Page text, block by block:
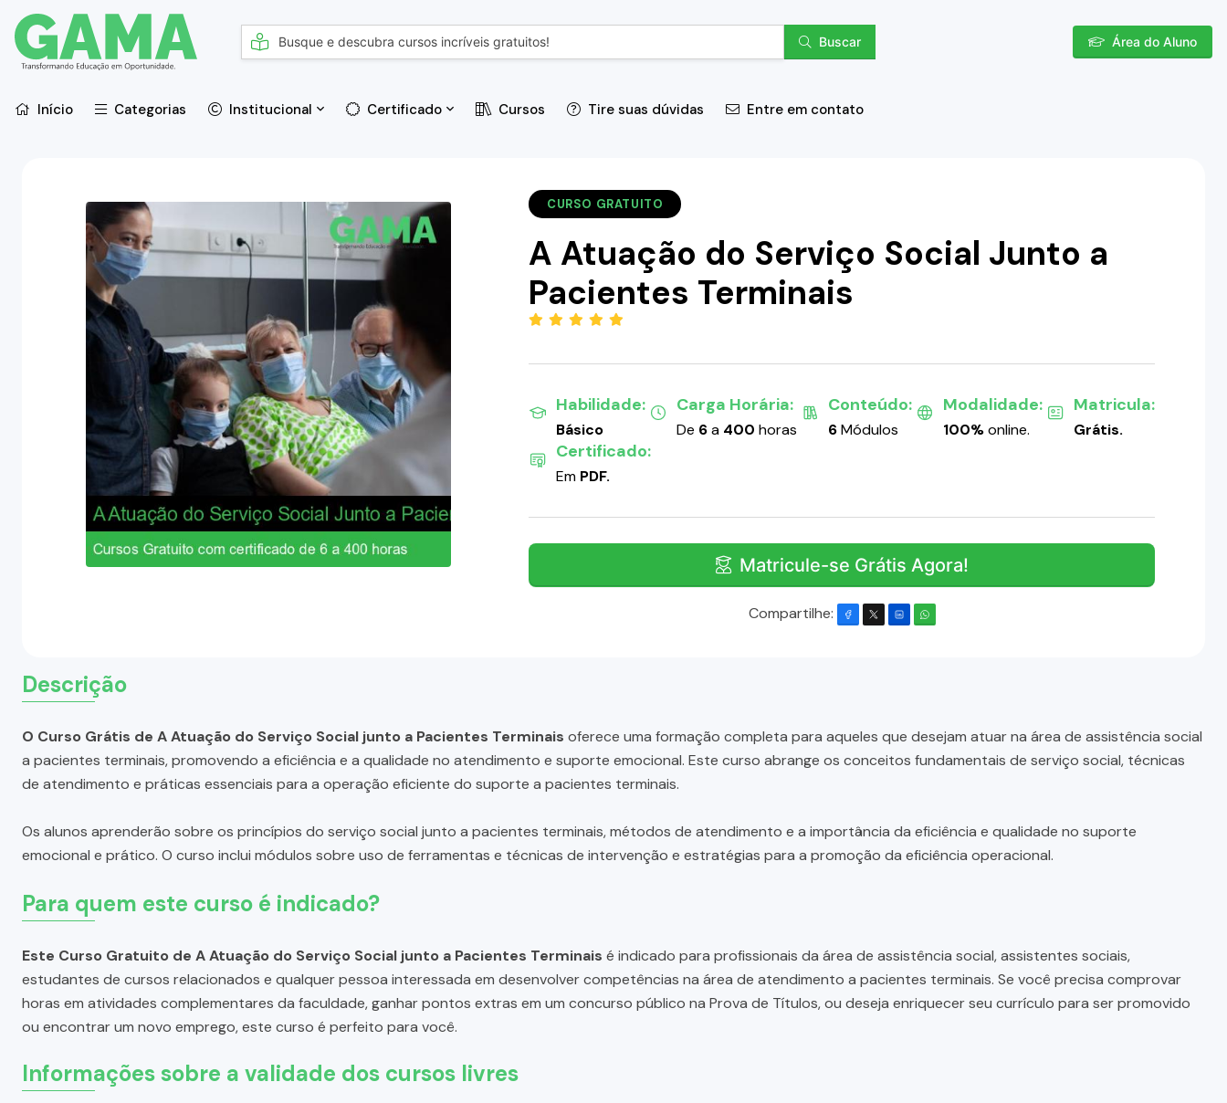
Buscar Área do Aluno
Início Categorias Institucional Certificado Cursos Tire suas dúvidas Entre em contato
CURSO GRATUITO
A Atuação do Serviço Social Junto a
Pacientes Terminais
Habilidade:
Básico
Carga Horária:
De 6a 400 horas
Conteúdo:
6Módulos
Modalidade:
100%online.
Matricula:
Grátis.
Certificado:
Em PDF.
Matricule-se Grátis Agora!
Compartilhe:
Descrição
O Curso Grátis de A Atuação do Serviço Social junto a Pacientes Terminais oferece uma formação completa para aqueles que desejam atuar na área de assistência social
a pacientes terminais, promovendo a eficiência e a qualidade no atendimento e suporte emocional. Este curso abrange os conceitos fundamentais de serviço social, técnicas
de atendimento e práticas essenciais para a operação eficiente do suporte a pacientes terminais.
Os alunos aprenderão sobre os princípios do serviço social junto a pacientes terminais, métodos de atendimento e a importância da eficiência e qualidade no suporte
emocional e prático. O curso inclui módulos sobre uso de ferramentas e técnicas de intervenção e estratégias para a promoção da eficiência operacional.
Para quem este curso é indicado?
Este Curso Gratuito de A Atuação do Serviço Social junto a Pacientes Terminais é indicado para profissionais da área de assistência social, assistentes sociais,
estudantes de cursos relacionados e qualquer pessoa interessada em desenvolver competências na área de atendimento a pacientes terminais. Se você precisa comprovar
horas em atividades complementares da faculdade, ganhar pontos extras em um concurso público na Prova de Títulos, ou deseja enriquecer seu currículo para ser promovido
ou encontrar um novo emprego, este curso é perfeito para você.
Informações sobre a validade dos cursos livres